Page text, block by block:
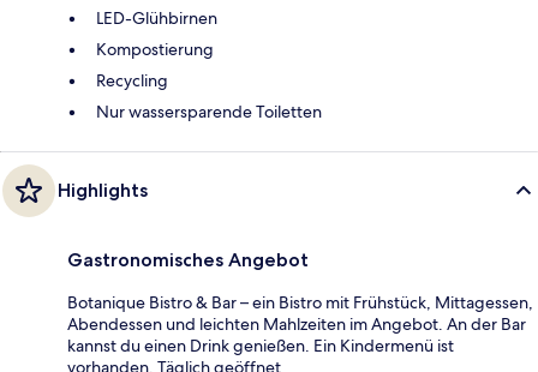
LED-Glühbirnen
Kompostierung
Recycling
Nur wassersparende Toiletten
Highlights
Gastronomisches Angebot
Botanique Bistro & Bar – ein Bistro mit Frühstück, Mittagessen,
Abendessen und leichten Mahlzeiten im Angebot. An der Bar
kannst du einen Drink genießen. Ein Kindermenü ist
vorhanden. Täglich geöffnet